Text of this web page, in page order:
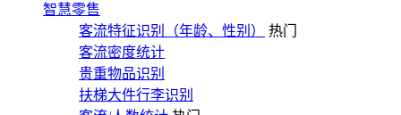
智慧零售
客流特征识别（年龄、性别）
热门
客流密度统计
贵重物品识别
扶梯大件行李识别